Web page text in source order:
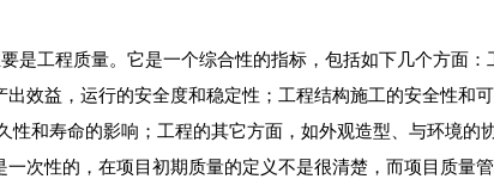
工程质量。它是一个综合性的指标，包括如下几个方面：
效益，运行的安全度和稳定性；工程结构施工的安全性和
性和寿命的影响；工程的其它方面，如外观造型、与环境的
次性的，在项目初期质量的定义不是很清楚，而项目质量